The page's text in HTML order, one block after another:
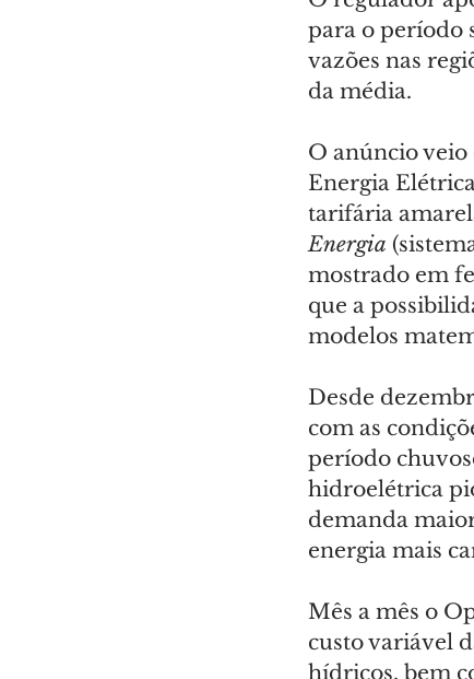
para o período
vazões nas
da média.
O anúncio veio
Energia
tarifária
Energia
mostrado em
que a
modelos
Desde
com as
período
hidroelétrica
demanda
energia mais
Mês a mês o
custo variável
hídricos, bem